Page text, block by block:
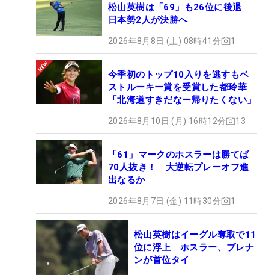
松山英樹は「69」も26位に後退
日本勢2人が決勝へ
2026年8月8日 (土) 08時41分 1
今季初のトップ10入りを逃すもベ
ストルーキー賞を受賞した都玲華
「北海道すきだなー帰りたくない」
2026年8月10日 (月) 16時12分 13
「61」マークのホスラーは勝てば
70人抜き！ 大逆転プレーオフ進
出なるか
2026年8月7日 (金) 11時30分 1
松山英樹はイーグル奪取で11
位に浮上 ホスラー、ブレナ
ンが首位タイ